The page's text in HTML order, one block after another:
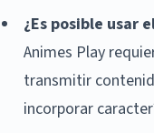
¿Es posible usar
Animes Play
transmitir
incorporar